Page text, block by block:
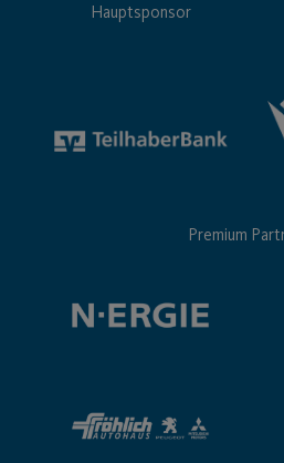
Hauptsponsor
Premium